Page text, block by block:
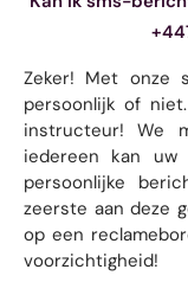
Zeker! Met onze
persoonlijk of
instructeur! We
iedereen kan
persoonlijke
zeerste aan deze
op een
voorzichtigheid!